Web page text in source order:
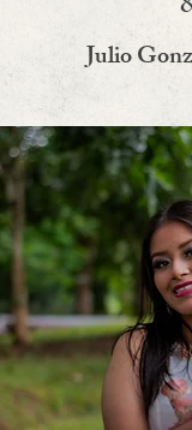
Julio